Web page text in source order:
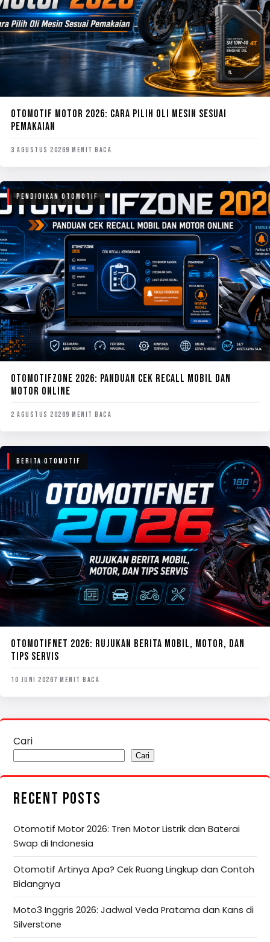
OTOMOTIF MOTOR 2026: CARA PILIH OLI MESIN SESUAI
PEMAKAIAN
3 AGUSTUS 20269 MENIT BACA
PENDIDIKAN OTOMOTIF
OTOMOTIFZONE 2026: PANDUAN CEK RECALL MOBIL DAN
MOTOR ONLINE
2 AGUSTUS 20269 MENIT BACA
BERITA OTOMOTIF
OTOMOTIFNET 2026: RUJUKAN BERITA MOBIL, MOTOR, DAN
TIPS SERVIS
10 JUNI 20267 MENIT BACA
Cari
Cari
RECENT POSTS
Otomotif Motor 2026: Tren Motor Listrik dan Baterai
Swap di Indonesia
Otomotif Artinya Apa? Cek Ruang Lingkup dan Contoh
Bidangnya
Moto3 Inggris 2026: Jadwal Veda Pratama dan Kans di
Silverstone